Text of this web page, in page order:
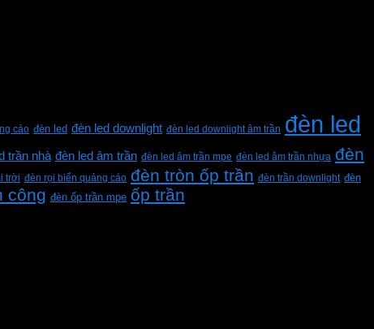
cáo đèn led đèn led downlight đèn led downlight âm trần đèn led
trần nhà đèn led âm trần đèn led âm trần mpe đèn led âm trần nhựa đèn
trời đèn rọi biển quảng cáo đèn tròn ốp trần đèn trần downlight đèn
công đèn ốp trần mpe ốp trần